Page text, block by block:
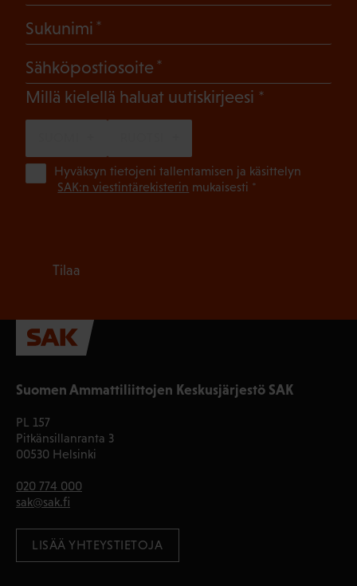
Suomen Ammattiliittojen Keskusjärjestö SAK
PL 157
Pitkänsillanranta 3
00530 Helsinki
020 774 000
sak@sak.fi
LISÄÄ YHTEYSTIETOJA
Sukunimi
Sähköpostiosoite
Millä kielellä haluat uutiskirjeesi (Pakollinen)
Hyväksyn tietojeni tallentamisen ja käsittelyn
SAK:n viestintärekisterin mukaisesti *
Tilaa